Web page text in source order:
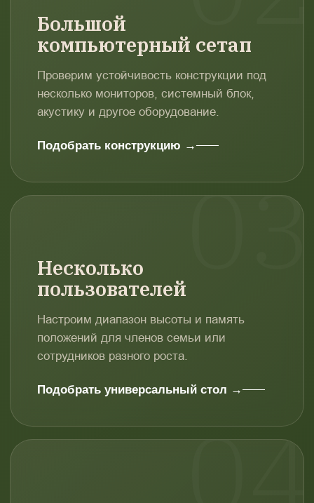
Большой
компьютерный сетап
Проверим устойчивость конструкции под
несколько мониторов, системный блок,
акустику и другое оборудование.
Подобрать конструкцию →
Несколько
пользователей
Настроим диапазон высоты и память
положений для членов семьи или
сотрудников разного роста.
Подобрать универсальный стол →